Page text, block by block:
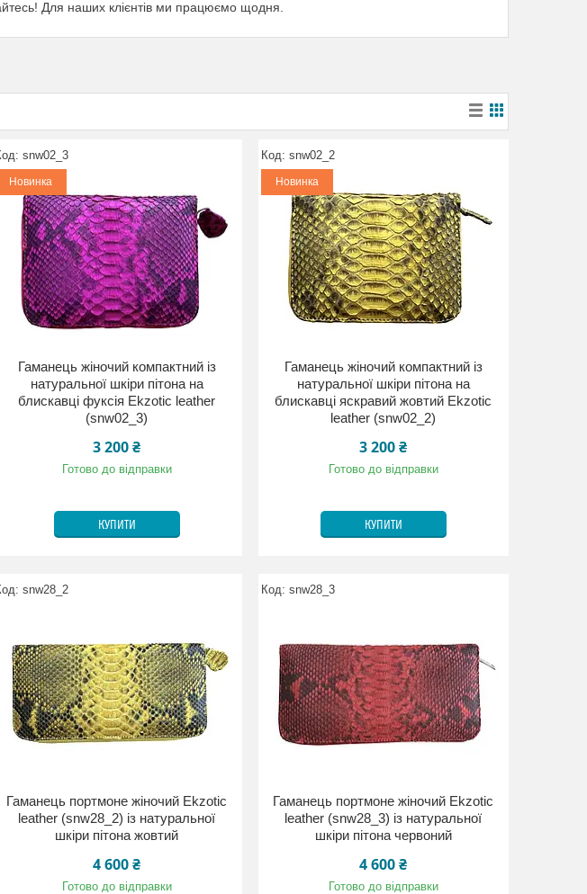
Для наших клієнтів ми працюємо щодня.
snw02_3
Новинка
Гаманець жіночий компактний із
натуральної шкіри пітона на
блискавці фуксія Ekzotic leather
(snw02_3)
3 200 ₴
Готово до відправки
КУПИТИ
snw02_2
Новинка
Гаманець жіночий компактний із
натуральної шкіри пітона на
блискавці яскравий жовтий Ekzotic
leather (snw02_2)
3 200 ₴
Готово до відправки
КУПИТИ
snw28_2
Гаманець портмоне жіночий Ekzotic
leather (snw28_2) із натуральної
шкіри пітона жовтий
4 600 ₴
Готово до відправки
snw28_3
Гаманець портмоне жіночий Ekzotic
leather (snw28_3) із натуральної
шкіри пітона червоний
4 600 ₴
Готово до відправки